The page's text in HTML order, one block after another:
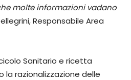
molte informazioni vadano
Responsabile Area
Sanitario e ricetta
razionalizzazione delle